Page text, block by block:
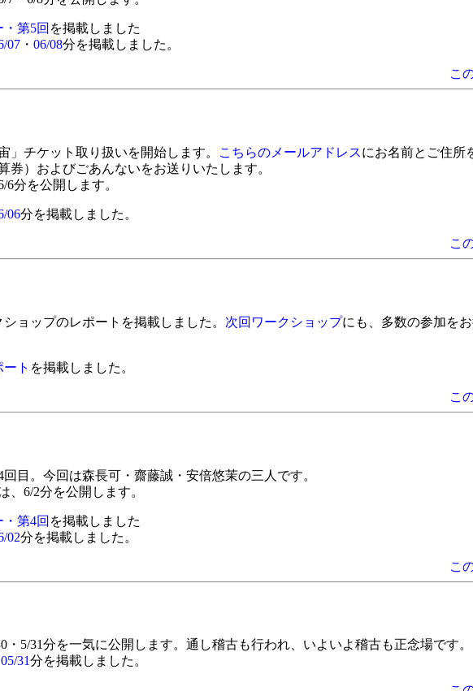
第5回 を掲載しました
07・ 06/08分を掲載しました。
こ
チケット取り扱いを開始します。 こちらのメールアドレスにお名前とご住所
券）およびごあんないをお送りいたします。
6分を公開します。
06分を掲載しました。
こ
ョップのレポートを掲載しました。 次回ワークショップにも、多数の参加を
ト を掲載しました。
こ
目。今回は森長可・齋藤誠・安倍悠茉の三人です。
、6/2分を公開します。
第4回 を掲載しました
02分を掲載しました。
こ
・5/31分を一気に公開します。通し稽古も行われ、いよいよ稽古も正念場です。
05/31分を掲載しました。